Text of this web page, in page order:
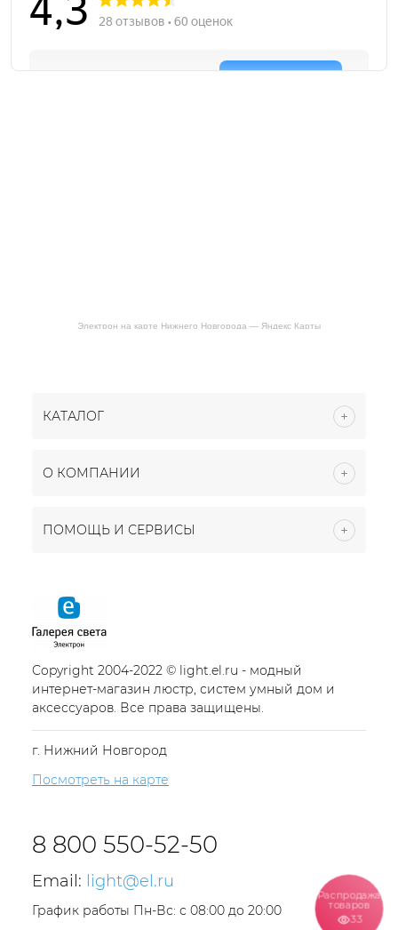
Электрон на карте Нижнего Новгорода — Яндекс Карты
КАТАЛОГ
О КОМПАНИИ
ПОМОЩЬ И СЕРВИСЫ
Copyright 2004-2022 © light.el.ru - модный
интернет-магазин люстр, систем умный дом и
аксессуаров. Все права защищены.
г. Нижний Новгород
Посмотреть на карте
8 800 550-52-50
Email: light@el.ru
График работы Пн-Вс: с 08:00 до 20:00
Распродажа
товаров
33